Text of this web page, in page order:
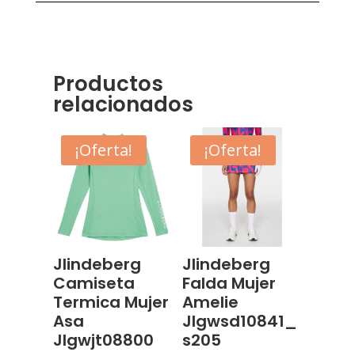
Productos
relacionados
¡Oferta!
Jlindeberg
Camiseta
Termica Mujer
Asa
Jlgwjt08800
¡Oferta!
Jlindeberg
Falda Mujer
Amelie
Jlgwsd10841_
s205